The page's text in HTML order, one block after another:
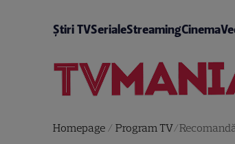
Știri TVSerialeStreamingCinema
Homepage/ Program TV/